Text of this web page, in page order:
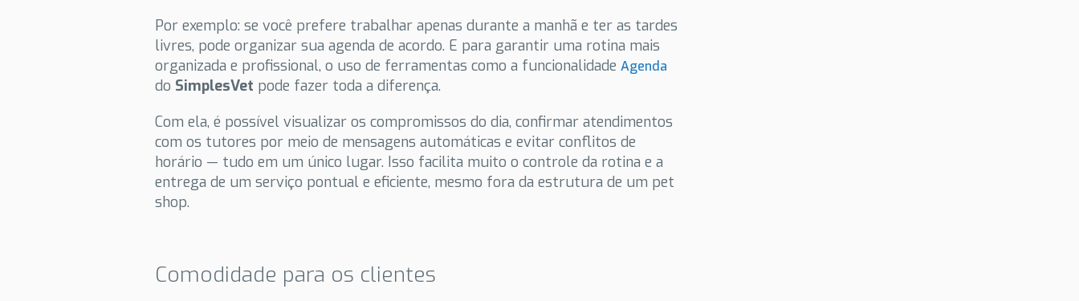
Por exemplo: se você prefere trabalhar apenas durante a manhã e ter as tardes
livres, pode organizar sua agenda de acordo. E para garantir uma rotina mais
organizada e profissional, o uso de ferramentas como a funcionalidadeAgenda
do SimplesVet pode fazer toda a diferença.
Com ela, é possível visualizar os compromissos do dia, confirmar atendimentos
com os tutores por meio de mensagens automáticas e evitar conflitos de
horário — tudo em um único lugar. Isso facilita muito o controle da rotina e a
entrega de um serviço pontual e eficiente, mesmo fora da estrutura de um pet
shop.
Comodidade para os clientes